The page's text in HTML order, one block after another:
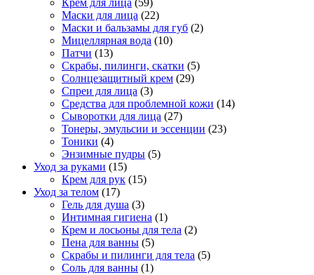
Крем для лица (59)
Маски для лица (22)
Маски и бальзамы для губ (2)
Мицеллярная вода (10)
Патчи (13)
Скрабы, пилинги, скатки (5)
Солнцезащитный крем (29)
Спреи для лица (3)
Средства для проблемной кожи (14)
Сыворотки для лица (27)
Тонеры, эмульсии и эссенции (23)
Тоники (4)
Энзимные пудры (5)
Уход за руками (15)
Крем для рук (15)
Уход за телом (17)
Гель для душа (3)
Интимная гигиена (1)
Крем и лосьоны для тела (2)
Пена для ванны (5)
Скрабы и пилинги для тела (5)
Соль для ванны (1)